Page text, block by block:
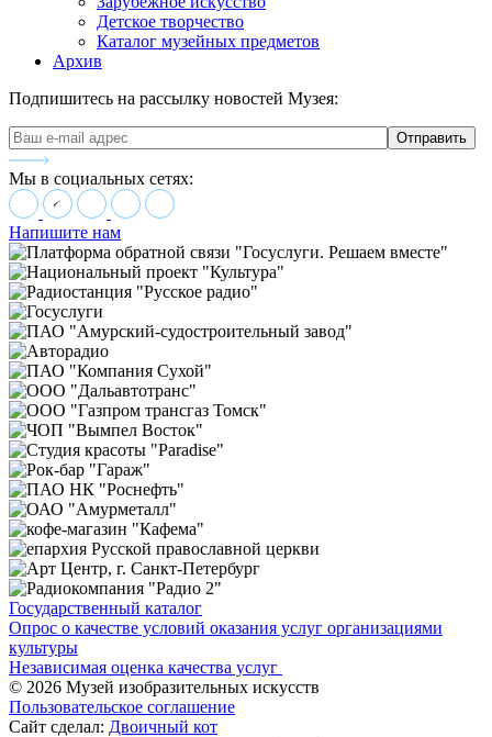
Детское творчество
Каталог музейных предметов
Архив
Подпишитесь на рассылку новостей Музея:
Мы в социальных сетях:
Напишите нам
Государственный каталог
Опрос о качестве условий оказания услуг организациями
культуры
Независимая оценка качества услуг
© 2026 Музей изобразительных искусств
Пользовательское соглашение
Сайт сделал: Двоичный кот